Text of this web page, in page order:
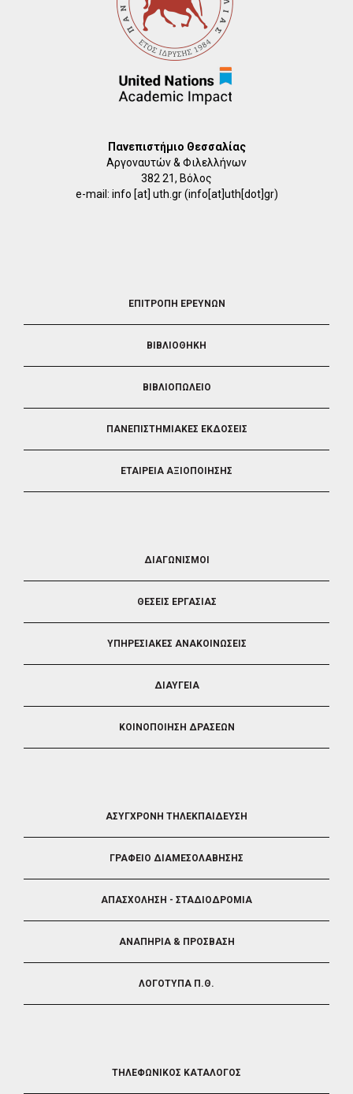
Πανεπιστήμιο Θεσσαλίας
Αργοναυτών & Φιλελλήνων
382 21, Βόλος
e-mail: info [at] uth.gr(info[at]uth[dot]gr)
ΕΠΙΤΡΟΠΗ ΕΡΕΥΝΩΝ
ΒΙΒΛΙΟΘΗΚΗ
ΒΙΒΛΙΟΠΩΛΕΙΟ
ΠΑΝΕΠΙΣΤΗΜΙΑΚΕΣ ΕΚΔΟΣΕΙΣ
ΕΤΑΙΡΕΙΑ ΑΞΙΟΠΟΙΗΣΗΣ
ΔΙΑΓΩΝΙΣΜΟΙ
ΘΕΣΕΙΣ ΕΡΓΑΣΙΑΣ
ΥΠΗΡΕΣΙΑΚΕΣ ΑΝΑΚΟΙΝΩΣΕΙΣ
ΔΙΑΥΓΕΙΑ
ΚΟΙΝΟΠΟΙΗΣΗ ΔΡΑΣΕΩΝ
ΑΣΥΓΧΡΟΝΗ ΤΗΛΕΚΠΑΙΔΕΥΣΗ
ΓΡΑΦΕΙΟ ΔΙΑΜΕΣΟΛΑΒΗΣΗΣ
ΑΠΑΣΧΟΛΗΣΗ - ΣΤΑΔΙΟΔΡΟΜΙΑ
ΑΝΑΠΗΡΙΑ & ΠΡΟΣΒΑΣΗ
ΛΟΓΟΤΥΠΑ Π.Θ.
ΤΗΛΕΦΩΝΙΚΟΣ ΚΑΤΑΛΟΓΟΣ